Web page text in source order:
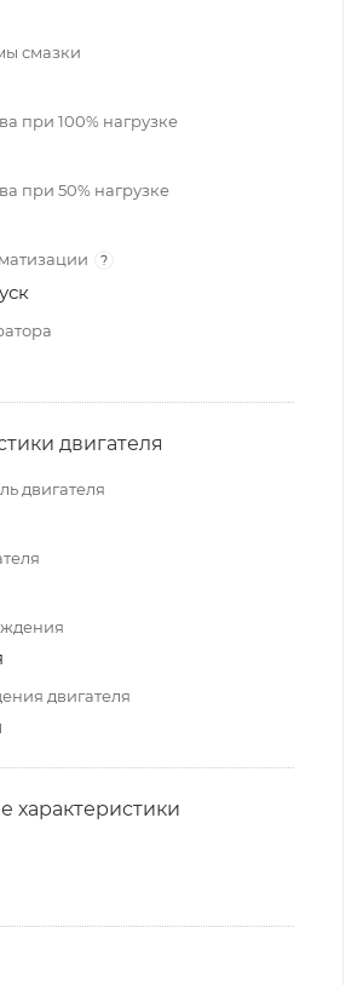
смазки
при 100% нагрузке
при 50% нагрузке
?
двигателя
двигателя
двигателя
характеристики